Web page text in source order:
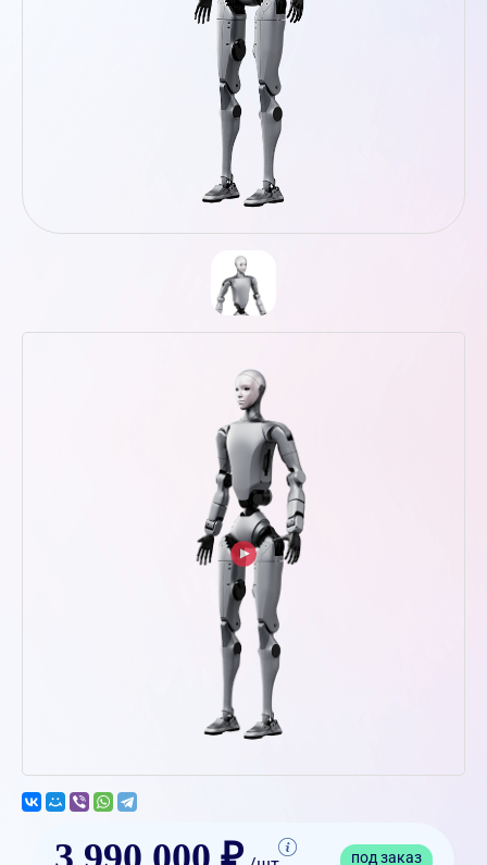
под заказ